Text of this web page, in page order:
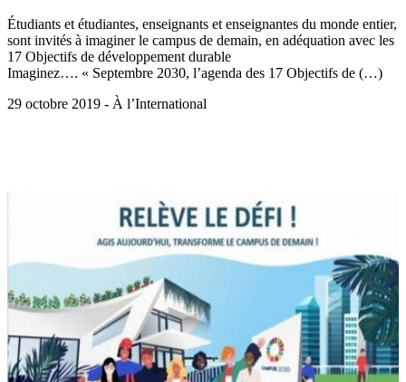
Étudiants et étudiantes, enseignants et enseignantes du monde entier,
sont invités à imaginer le campus de demain, en adéquation avec les
17 Objectifs de développement durable
Imaginez…. « Septembre 2030, l’agenda des 17 Objectifs de (…)
29 octobre 2019 - À l’International